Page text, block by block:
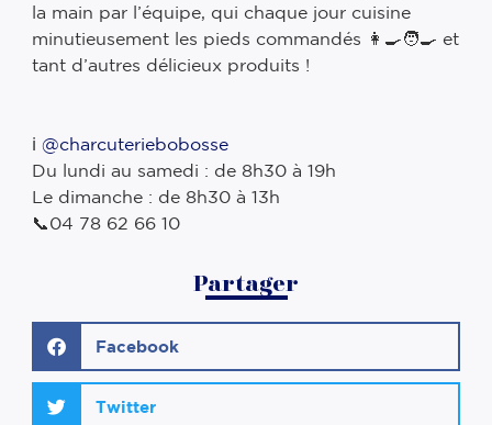
la main par l’équipe, qui chaque jour cuisine
minutieusement les pieds commandés 👩‍🍳🧑‍🍳 et
tant d’autres délicieux produits ! ⠀
ℹ️ @charcuteriebobosse⠀
Du lundi au samedi : de 8h30 à 19h ⠀
Le dimanche : de 8h30 à 13h ⠀
📞04 78 62 66 10
Partager
Facebook
Twitter